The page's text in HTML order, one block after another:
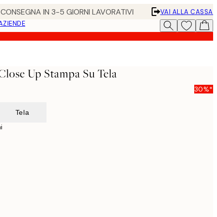
IN 3-5 GIORNI LAVORATIVI
VAI ALLA CASSA
Up Stampa Su Tela
30%*
Tela